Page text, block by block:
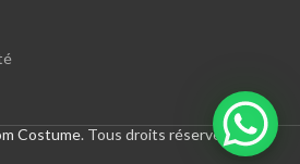
Costume. Tous droits réservés